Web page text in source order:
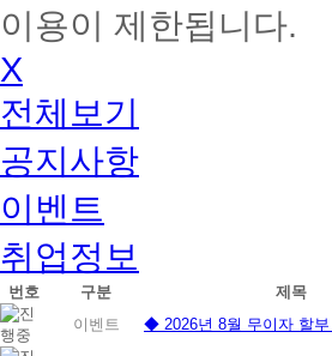
이용이 제한됩니다.
X
전체보기
공지사항
이벤트
취업정보
번호 구분 제목
이벤트
◆ 2026년 8월 무이자 할